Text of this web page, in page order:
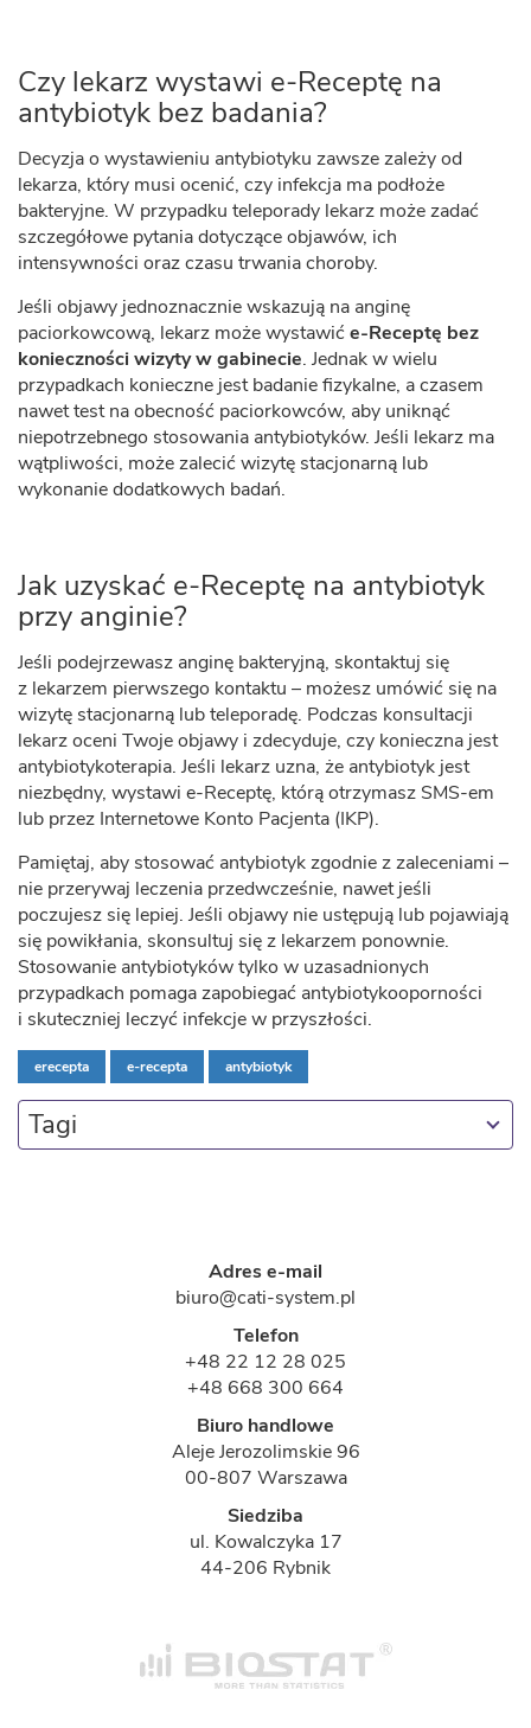
Czy lekarz wystawi e-Receptę na
antybiotyk bez badania?
Decyzja o wystawieniu antybiotyku zawsze zależy od
lekarza, który musi ocenić, czy infekcja ma podłoże
bakteryjne. W przypadku teleporady lekarz może zadać
szczegółowe pytania dotyczące objawów, ich
intensywności oraz czasu trwania choroby.
Jeśli objawy jednoznacznie wskazują na anginę
paciorkowcową, lekarz może wystawić e-Receptę bez
konieczności wizyty w gabinecie. Jednak w wielu
przypadkach konieczne jest badanie fizykalne, a czasem
nawet test na obecność paciorkowców, aby uniknąć
niepotrzebnego stosowania antybiotyków. Jeśli lekarz ma
wątpliwości, może zalecić wizytę stacjonarną lub
wykonanie dodatkowych badań.
Jak uzyskać e-Receptę na antybiotyk
przy anginie?
Jeśli podejrzewasz anginę bakteryjną, skontaktuj się
z lekarzem pierwszego kontaktu – możesz umówić się na
wizytę stacjonarną lub teleporadę. Podczas konsultacji
lekarz oceni Twoje objawy i zdecyduje, czy konieczna jest
antybiotykoterapia. Jeśli lekarz uzna, że antybiotyk jest
niezbędny, wystawi e-Receptę, którą otrzymasz SMS-em
lub przez Internetowe Konto Pacjenta (IKP).
Pamiętaj, aby stosować antybiotyk zgodnie z zaleceniami –
nie przerywaj leczenia przedwcześnie, nawet jeśli
poczujesz się lepiej. Jeśli objawy nie ustępują lub pojawiają
się powikłania, skonsultuj się z lekarzem ponownie.
Stosowanie antybiotyków tylko w uzasadnionych
przypadkach pomaga zapobiegać antybiotykooporności
i skuteczniej leczyć infekcje w przyszłości.
erecepta e-recepta antybiotyk
Tagi
Adres e-mail
biuro@cati-system.pl
Telefon
+48 22 12 28 025
+48 668 300 664
Biuro handlowe
Aleje Jerozolimskie 96
00-807 Warszawa
Siedziba
ul. Kowalczyka 17
44-206 Rybnik